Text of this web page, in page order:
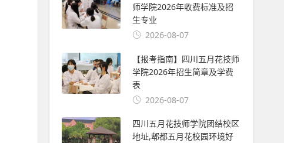
师学院2026年收费标准及招
生专业
2026-08-07
【报考指南】四川五月花技师
学院2026年招生简章及学费
表
2026-08-07
四川五月花技师学院团结校区
地址,郫都五月花校园环境好